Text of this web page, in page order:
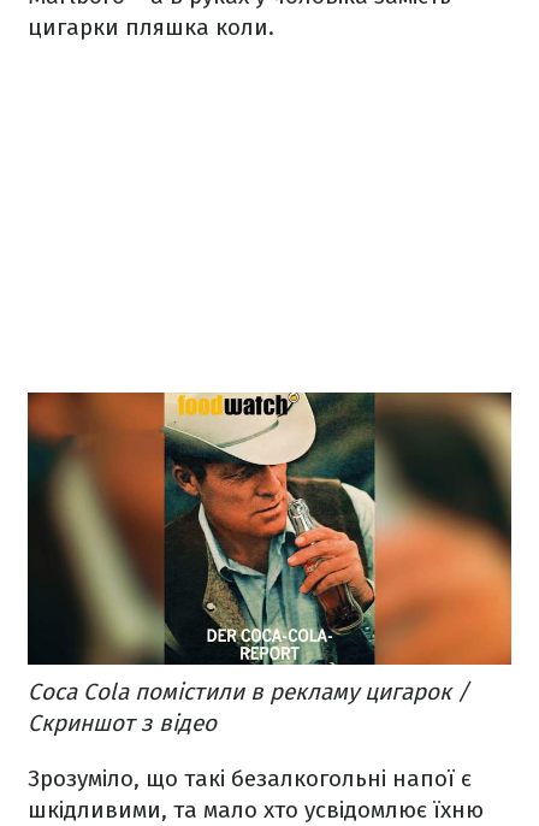
цигарки пляшка коли.
Coca Cola помістили в рекламу цигарок /
Скриншот з відео
Зрозуміло, що такі безалкогольні напої є
шкідливими, та мало хто усвідомлює їхню